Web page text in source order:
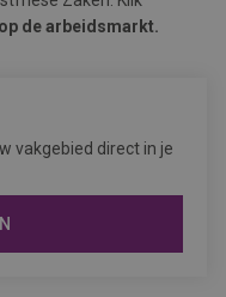
de arbeidsmarkt.
vakgebied direct in je